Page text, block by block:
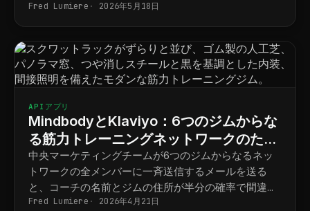
最終的に一致するようにするには、以下の手順を踏む
必要があります。
Fred Lumiere 2026年5月18日
APIアプリ
MindbodyとKlaviyo：6つのジムからな
る筋力トレーニングネットワークのため
の拠点別マーケティング
中央マーケティングチームが6つのジムからなるネッ
トワークの全メンバーに一斉送信するメールを送る
と、コーチの名前とジムの住所が半分の確率で間違っ
てしまう。
Fred Lumiere 2026年4月21日